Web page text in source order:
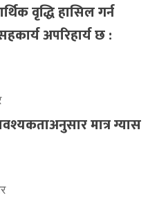
वृद्धि हासिल गर्न
अपरिहार्य छ :
मात्र ग्यास